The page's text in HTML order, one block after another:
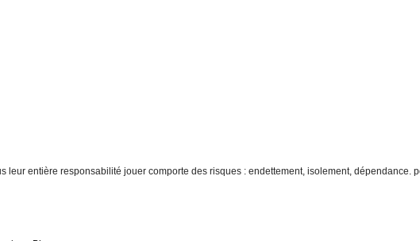
entière responsabilité jouer comporte des risques : endettement, isolement, dépendance.